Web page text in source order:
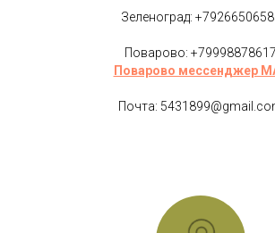
Зеленоград:
Поварово: +79998878617
Поварово мессенджер
Почта: